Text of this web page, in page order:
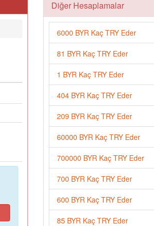
Diğer Hesaplamalar
6000 BYR Kaç TRY Eder
81 BYR Kaç TRY Eder
1 BYR Kaç TRY Eder
404 BYR Kaç TRY Eder
209 BYR Kaç TRY Eder
60000 BYR Kaç TRY Eder
700000 BYR Kaç TRY Eder
700 BYR Kaç TRY Eder
600 BYR Kaç TRY Eder
85 BYR Kaç TRY Eder